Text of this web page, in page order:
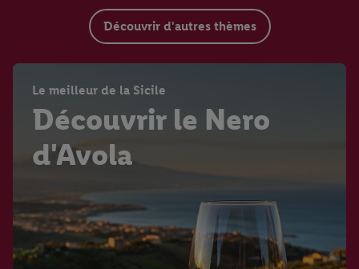
Master of Wine
Découvrir d'autres thèmes
Le meilleur de la Sicile
Découvrir le Nero
d'Avola